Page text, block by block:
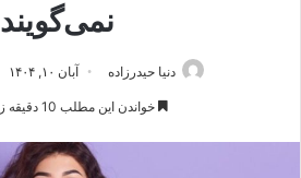
نمی‌گویند
دنیا حیدرزاده آبان ۱۰, ۱۴۰۴
خواندن این مطلب 10 دقیقه زمان میبرد